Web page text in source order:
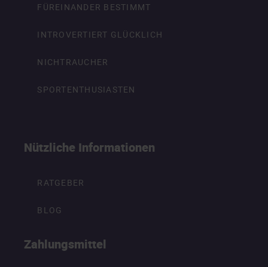
FÜREINANDER BESTIMMT
INTROVERTIERT GLÜCKLICH
NICHTRAUCHER
SPORTENTHUSIASTEN
Nützliche Informationen
RATGEBER
BLOG
Zahlungsmittel